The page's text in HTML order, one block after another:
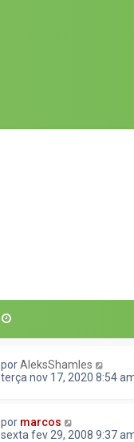
porAleksShamles
terça nov 17, 2020 8:54
por marcos
sexta fev 29, 2008 9:37